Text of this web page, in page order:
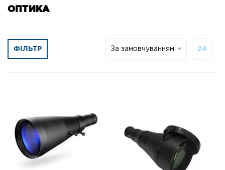
ОПТИКА
ФІЛЬТР За замовчуванням 24